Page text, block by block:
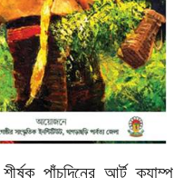
পাঁচদিনের আর্ট ক্যাম্প